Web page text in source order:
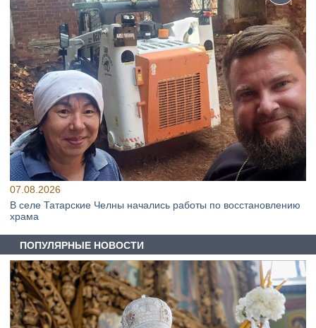
07.08.2026
В селе Татарские Челны начались работы по восстановлению
храма
ПОПУЛЯРНЫЕ НОВОСТИ